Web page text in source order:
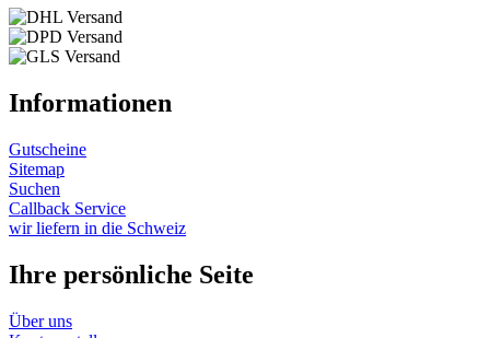
Informationen
Gutscheine
Sitemap
Suchen
Callback Service
wir liefern in die Schweiz
Ihre persönliche Seite
Über uns